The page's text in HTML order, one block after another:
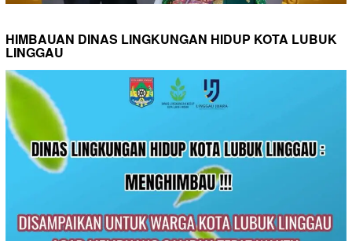
HIMBAUAN DINAS LINGKUNGAN HIDUP KOTA LUBUK
LINGGAU